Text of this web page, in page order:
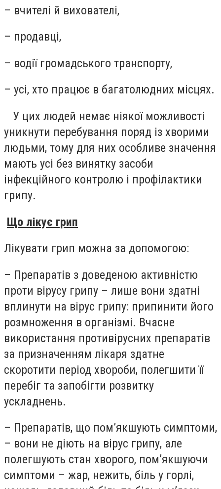
– вчителі й вихователі,
– продавці,
– водії громадського транспорту,
– усі, хто працює в багатолюдних місцях.
У цих людей немає ніякої можливості
уникнути перебування поряд із хворими
людьми, тому для них особливе значення
мають усі без винятку засоби
інфекційного контролю і профілактики
грипу.
Що лікує грип
Лікувати грип можна за допомогою:
– Препаратів з доведеною активністю
проти вірусу грипу – лише вони здатні
вплинути на вірус грипу: припинити його
розмноження в організмі. Вчасне
використання противірусних препаратів
за призначенням лікаря здатне
скоротити період хвороби, полегшити її
перебіг та запобігти розвитку
ускладнень.
– Препаратів, що пом’якшують симптоми,
– вони не діють на вірус грипу, але
полегшують стан хворого, пом’якшуючи
симптоми – жар, нежить, біль у горлі,